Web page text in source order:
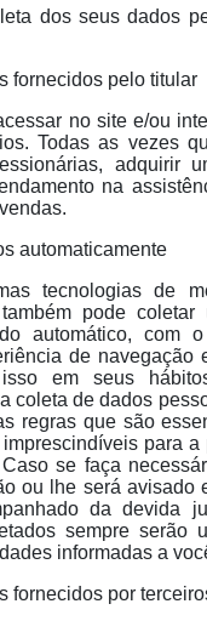
dos seus dados
fornecidos pelo titular
no site e/ou
Todas as vezes
adquirir
na
automaticamente
tecnologias de
pode coletar
automático, com
de navegação
isso em seus
coleta de dados
regras que são
para a
se faça
ou lhe será avisado
da devida
sempre serão
informadas a
fornecidos por